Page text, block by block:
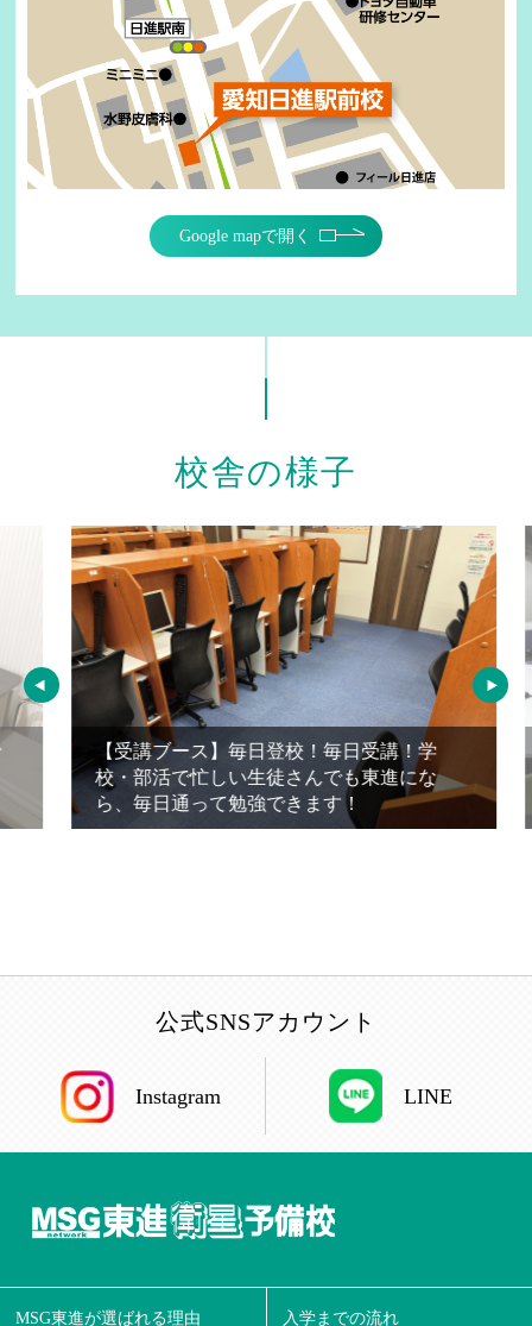
Google mapで開く
校舎の様子
【受講ブース】毎日登校！毎日受講！学
校・部活で忙しい生徒さんでも東進にな
ら、毎日通って勉強できます！
公式SNSアカウント
Instagram LINE
MSG東進が選ばれる理由 入学までの流れ